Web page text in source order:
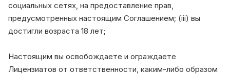
социальных сетях, на предоставление прав,
предусмотренных настоящим Соглашением; (iii) вы
достигли возраста 18 лет;
Настоящим вы освобождаете и ограждаете
Лицензиатов от ответственности, каким-либо образом